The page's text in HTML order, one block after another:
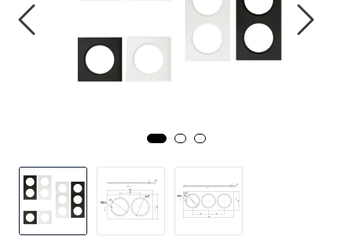
Butikk
Lyskilder
Arbeidslampe